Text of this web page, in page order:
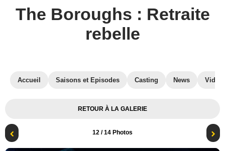
The Boroughs : Retraite
rebelle
Accueil Saisons et Episodes Casting News
RETOUR À LA GALERIE
12 / 14 Photos